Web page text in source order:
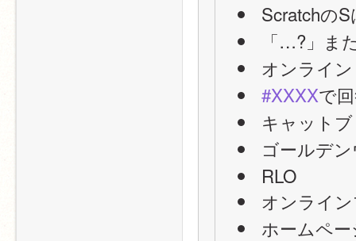
Scratchの
「…?」ま
オンライン
#XXXXで
キャット
ゴールデ
RLO
オンライ
ホームペ